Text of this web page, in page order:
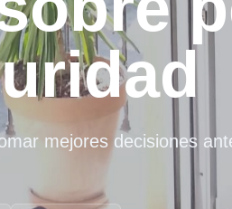
mejores decisiones